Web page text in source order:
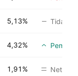
5,13% Tidak
4,32%
1,91% Netral